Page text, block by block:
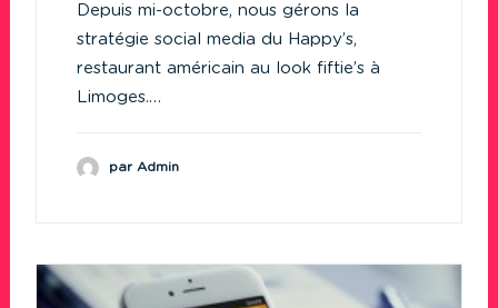
Depuis mi-octobre, nous gérons la
stratégie social media du Happy’s,
restaurant américain au look fiftie’s à
Limoges.…
par Admin